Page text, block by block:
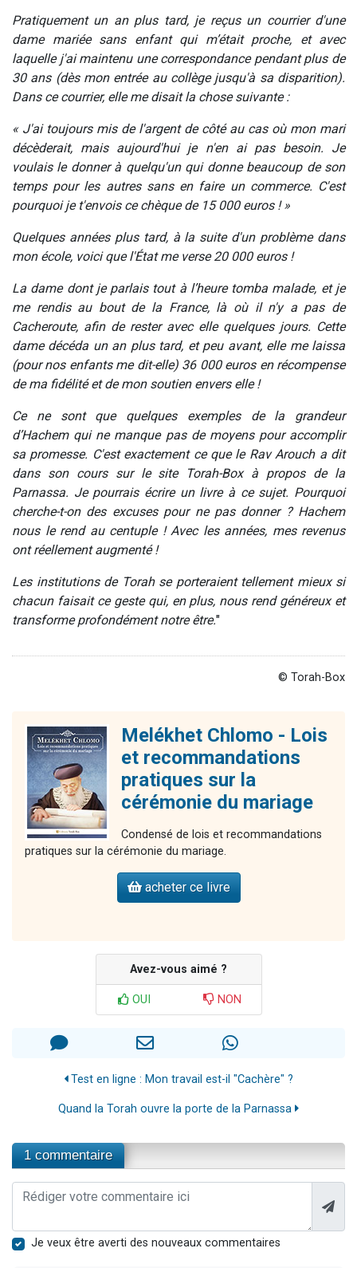
Pratiquement un an plus tard, je reçus un courrier d'une
dame mariée sans enfant qui m’était proche, et avec
laquelle j'ai maintenu une correspondance pendant plus de
30 ans (dès mon entrée au collège jusqu'à sa disparition).
Dans ce courrier, elle me disait la chose suivante :
« J'ai toujours mis de l'argent de côté au cas où mon mari
décèderait, mais aujourd'hui je n'en ai pas besoin. Je
voulais le donner à quelqu'un qui donne beaucoup de son
temps pour les autres sans en faire un commerce. C'est
pourquoi je t'envois ce chèque de 15 000 euros ! »
Quelques années plus tard, à la suite d'un problème dans
mon école, voici que l'État me verse 20 000 euros !
La dame dont je parlais tout à l’heure tomba malade, et je
me rendis au bout de la France, là où il n'y a pas de
Cacheroute, afin de rester avec elle quelques jours. Cette
dame décéda un an plus tard, et peu avant, elle me laissa
(pour nos enfants me dit-elle) 36 000 euros en récompense
de ma fidélité et de mon soutien envers elle !
Ce ne sont que quelques exemples de la grandeur
d’Hachem qui ne manque pas de moyens pour accomplir
sa promesse. C'est exactement ce que le Rav Arouch a dit
dans son cours sur le site Torah-Box à propos de la
Parnassa. Je pourrais écrire un livre à ce sujet. Pourquoi
cherche-t-on des excuses pour ne pas donner ? Hachem
nous le rend au centuple ! Avec les années, mes revenus
ont réellement augmenté !
Les institutions de Torah se porteraient tellement mieux si
chacun faisait ce geste qui, en plus, nous rend généreux et
transforme profondément notre être."
© Torah-Box
Melékhet Chlomo - Lois
et recommandations
pratiques sur la
cérémonie du mariage
Condensé de lois et recommandations
pratiques sur la cérémonie du mariage.
acheter ce livre
Avez-vous aimé ?
OUI NON
Test en ligne : Mon travail est-il "Cachère" ?
Quand la Torah ouvre la porte de la Parnassa
1 commentaire
Je veux être averti des nouveaux commentaires